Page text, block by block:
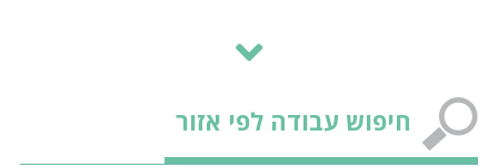
עו״ד לחברת נדל״ן יזמית - קבלנית באזור המרכז
מנהל/ת הדרכה למלון באזור חיפה
חיפוש עבודה לפי אזור